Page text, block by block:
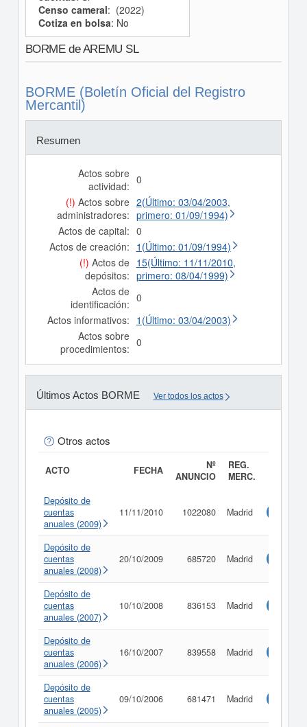
Censo cameral: (2022)
Cotiza en bolsa: No
BORME de AREMU SL
BORME (Boletín Oficial del Registro
Mercantil)
Resumen
Actos sobre
actividad: 0
(!) Actos sobre
administradores:
2(Último: 03/04/2003,
primero: 01/09/1994)
Actos de capital: 0
Actos de creación: 1(Último: 01/09/1994)
(!) Actos de
depósitos:
15(Último: 11/11/2010,
primero: 08/04/1999)
Actos de
identificación: 0
Actos informativos: 1(Último: 03/04/2003)
Actos sobre
procedimientos: 0
Últimos Actos BORME Ver todos los actos
Otros actos
ACTO FECHA
Nº
ANUNCIO
REG.
MERC.
Depósito de
cuentas
anuales (2009)
11/11/2010 1022080 Madrid
Depósito de
cuentas
anuales (2008)
20/10/2009 685720 Madrid
Depósito de
cuentas
anuales (2007)
10/10/2008 836153 Madrid
Depósito de
cuentas
anuales (2006)
16/10/2007 839558 Madrid
Depósito de
cuentas
anuales (2005)
09/10/2006 681471 Madrid